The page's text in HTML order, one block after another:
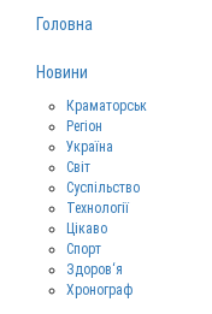
Головна
Новини
Краматорськ
Регіон
Україна
Світ
Суспільство
Технології
Цікаво
Спорт
Здоров‘я
Хронограф